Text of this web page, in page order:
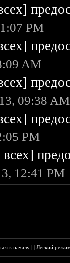
PM
AM
09:38 AM
PM
12:41 PM
к началу ||Лёгкий